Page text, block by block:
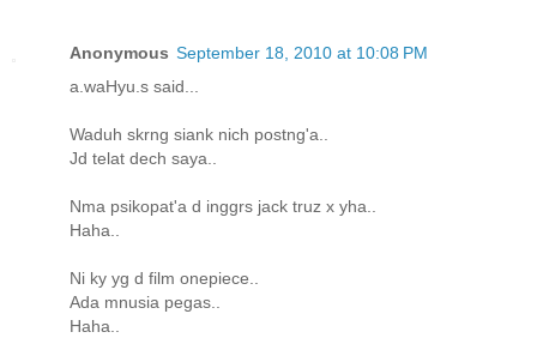
Anonymous September 18, 2010 at 10:08 PM
a.waHyu.s said...
Waduh skrng siank nich postng'a..
Jd telat dech saya..
Nma psikopat'a d inggrs jack truz x yha..
Haha..
Ni ky yg d film onepiece..
Ada mnusia pegas..
Haha..